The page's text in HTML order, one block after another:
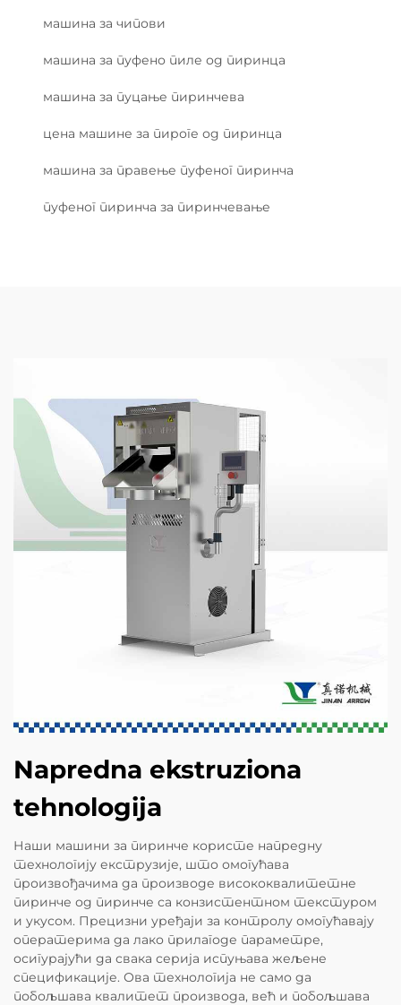
машина за чипови
машина за пуфено пиле од пиринца
машина за пуцање пиринчева
цена машине за пироге од пиринца
машина за правење пуфеног пиринча
пуфеног пиринча за пиринчевање
Napredna ekstruziona
tehnologija
Наши машини за пиринче користе напредну
технологију екструзије, што омогућава
произвођачима да производе висококвалитетне
пиринче од пиринче са конзистентном текстуром
и укусом. Прецизни уређаји за контролу омогућавају
оператерима да лако прилагоде параметре,
осигурајући да свака серија испуњава жељене
спецификације. Ова технологија не само да
побољшава квалитет производа, већ и побољшава